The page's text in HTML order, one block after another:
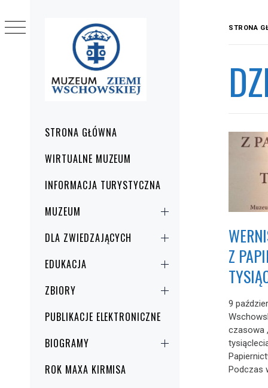
główneSTRONA GŁÓWNA
WIRTUALNE MUZEUM
INFORMACJA TURYSTYCZNA
MUZEUM
DLA ZWIEDZAJĄCYCH
EDUKACJA
ZBIORY
PUBLIKACJE ELEKTRONICZNE
BIOGRAMY
ROK MAXA KIRMISA
STRONA
Z
9
czasowa
Podczas